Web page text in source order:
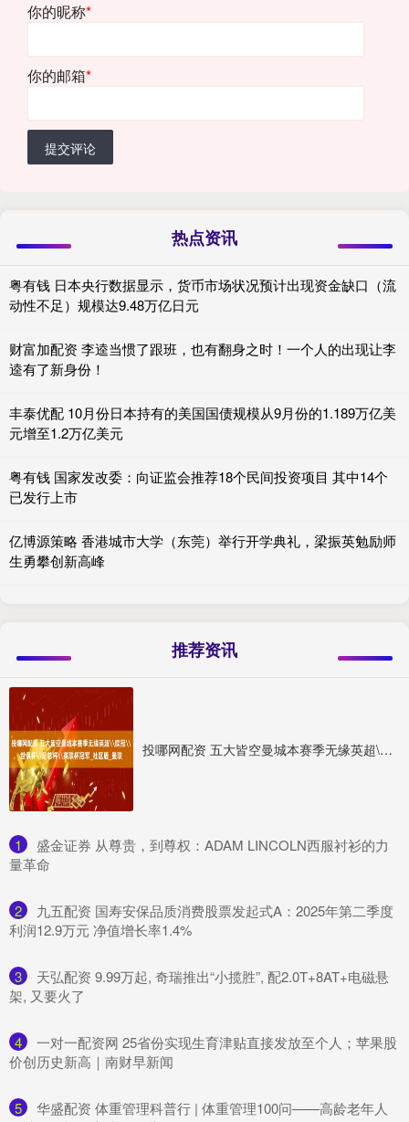
你的昵称*
你的邮箱*
提交评论
热点资讯
粤有钱 日本央行数据显示，货币市场状况预计出现资金缺口（流
动性不足）规模达9.48万亿日元
财富加配资 李逵当惯了跟班，也有翻身之时！一个人的出现让李
逵有了新身份！
丰泰优配 10月份日本持有的美国国债规模从9月份的1.189万亿美
元增至1.2万亿美元
粤有钱 国家发改委：向证监会推荐18个民间投资项目 其中14个
已发行上市
亿博源策略 香港城市大学（东莞）举行开学典礼，梁振英勉励师
生勇攀创新高峰
推荐资讯
投哪网配资 五大皆空曼城本赛季无缘英超\欧冠\世俱杯\足总杯\英联杯冠军_社区盾_曼联
1
​盛金证券 从尊贵，到尊权：ADAM LINCOLN西服衬衫的力
量革命
2
​九五配资 国寿安保品质消费股票发起式A：2025年第二季度
利润12.9万元 净值增长率1.4%
3
​天弘配资 9.99万起, 奇瑞推出“小揽胜”, 配2.0T+8AT+电磁悬
架, 又要火了
4
​一对一配资网 25省份实现生育津贴直接发放至个人；苹果股
价创历史新高｜南财早新闻
5
​华盛配资 体重管理科普行 | 体重管理100问——高龄老年人